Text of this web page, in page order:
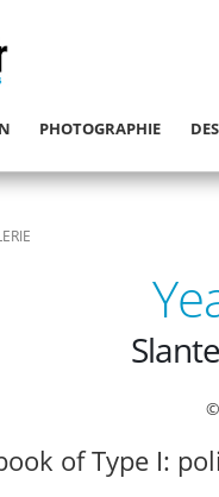
PHOTOGRAPHIE
of Type I: